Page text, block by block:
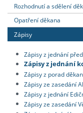
Rozhodnutí a sdělení
Opatření děkana
Zápisy
Zápisy z jednání
Zápisy z jednání
Zápisy z porad
Zápisy ze zasedání
Zápisy z jednání
Zápisy ze zasedání